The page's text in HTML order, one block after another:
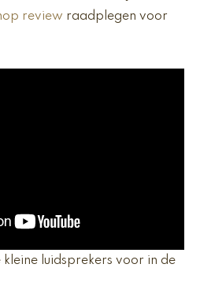
review raadplegen voor
luidsprekers voor in de